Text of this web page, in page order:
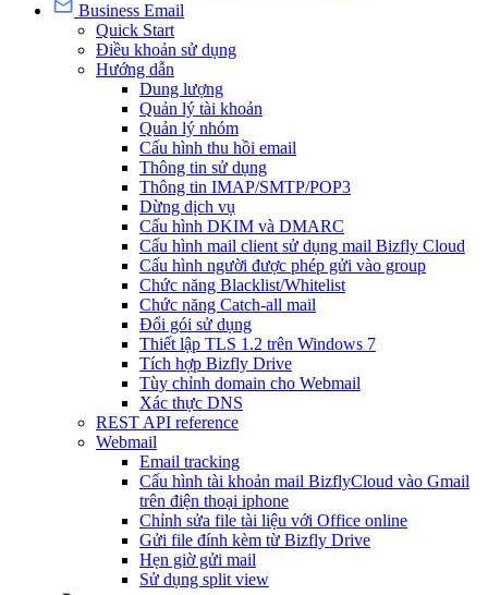
Business Email
Quick Start
Điều khoản sử dụng
Hướng dẫn
Dung lượng
Quản lý tài khoản
Quản lý nhóm
Cấu hình thu hồi email
Thông tin sử dụng
Thông tin IMAP/SMTP/POP3
Dừng dịch vụ
Cấu hình DKIM và DMARC
Cấu hình mail client sử dụng mail Bizfly Cloud
Cấu hình người được phép gửi vào group
Chức năng Blacklist/Whitelist
Chức năng Catch-all mail
Đổi gói sử dụng
Thiết lập TLS 1.2 trên Windows 7
Tích hợp Bizfly Drive
Tùy chỉnh domain cho Webmail
Xác thực DNS
REST API reference
Webmail
Email tracking
Cấu hình tài khoản mail BizflyCloud vào Gmail
trên điện thoại iphone
Chỉnh sửa file tài liệu với Office online
Gửi file đính kèm từ Bizfly Drive
Hẹn giờ gửi mail
Sử dụng split view